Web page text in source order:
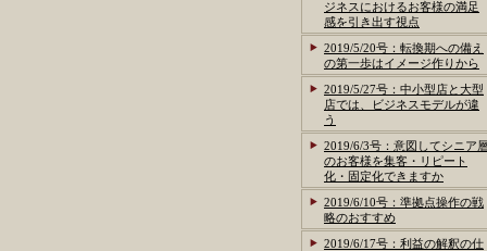
ジネスにおけるお客様の満足
感を引き出す視点
2019/5/20号：転換期への備え
の第一歩はイメージ作りから
2019/5/27号：中小型店と大型
店では、ビジネスモデルが違
う
2019/6/3号：意図してシニア
のお客様を集客・リピート
化・固定化できますか
2019/6/10号：準拠点操作の戦
略のおすすめ
2019/6/17号：利益の解釈の仕